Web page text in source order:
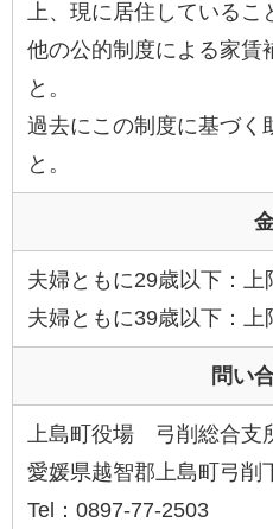
上、現に居住しているこ
他の公的制度による家賃
と。
過去にこの制度に基づく
と。
夫婦ともに29歳以下：上
夫婦ともに39歳以下：上
問い
上島町役場 弓削総合
愛媛県越智郡上島町弓削
Tel：0897-77-2503